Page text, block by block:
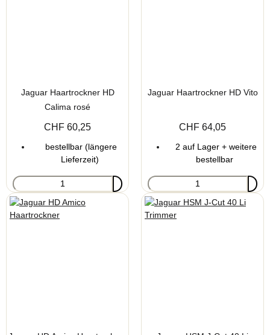
Jaguar Haartrockner HD
Calima rosé
CHF 60,25
bestellbar (längere
Lieferzeit)
Jaguar Haartrockner HD Vito
CHF 64,05
2 auf Lager + weitere
bestellbar